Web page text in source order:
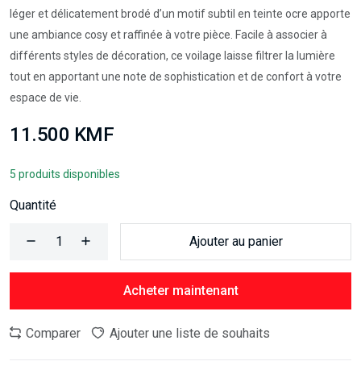
léger et délicatement brodé d’un motif subtil en teinte ocre apporte
une ambiance cosy et raffinée à votre pièce. Facile à associer à
différents styles de décoration, ce voilage laisse filtrer la lumière
tout en apportant une note de sophistication et de confort à votre
espace de vie.
11.500 KMF
5 produits disponibles
Quantité
Ajouter au panier
Acheter maintenant
Comparer Ajouter une liste de souhaits